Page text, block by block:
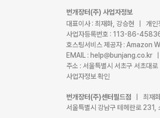
번개장터(주) 사업자정보
대표이사 : 최재화, 강승현 | 개인
사업자등록번호 : 113-86-
호스팅서비스 제공자 : Amazon
EMAIL :
주소 : 서울특별시 서초구 서초대
사업자정보 확인
번개장터(주)센터필드점
| 최
서울특별시 강남구 테헤란로